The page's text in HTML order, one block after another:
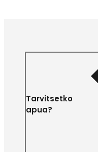
Tarvitsetko
apua?